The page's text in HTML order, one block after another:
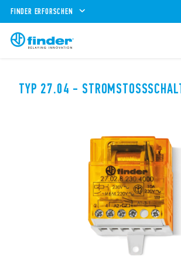
FINDER ERFORSCHEN
TYP 27.04 -